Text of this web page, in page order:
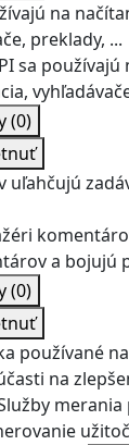
na
preklady, ...
sa používajú
(0)
uľahčujú
a bojujú
(0)
používané
na
merania